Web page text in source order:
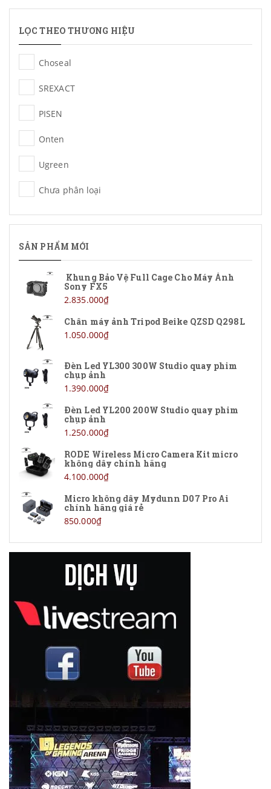
LỌC THEO THƯƠNG HIỆU
Choseal
SREXACT
PISEN
Onten
Ugreen
Chưa phân loại
SẢN PHẨM MỚI
Khung Bảo Vệ Full Cage Cho Máy Ảnh
Sony FX5
2.835.000₫
Chân máy ảnh Tripod Beike QZSD Q298L
1.050.000₫
Đèn Led YL300 300W Studio quay phim
chụp ảnh
1.390.000₫
Đèn Led YL200 200W Studio quay phim
chụp ảnh
1.250.000₫
RODE Wireless Micro Camera Kit micro
không dây chính hãng
4.100.000₫
Micro không dây Mydunn D07 Pro Ai
chính hãng giá rẻ
850.000₫